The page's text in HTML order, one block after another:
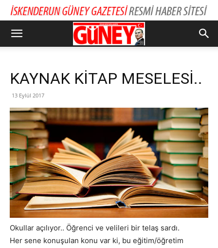
KAYNAK KİTAP MESELESİ..
13 Eylül 2017
Okullar açılıyor.. Öğrenci ve velileri bir telaş sardı.
Her sene konuşulan konu var ki, bu eğitim/öğretim